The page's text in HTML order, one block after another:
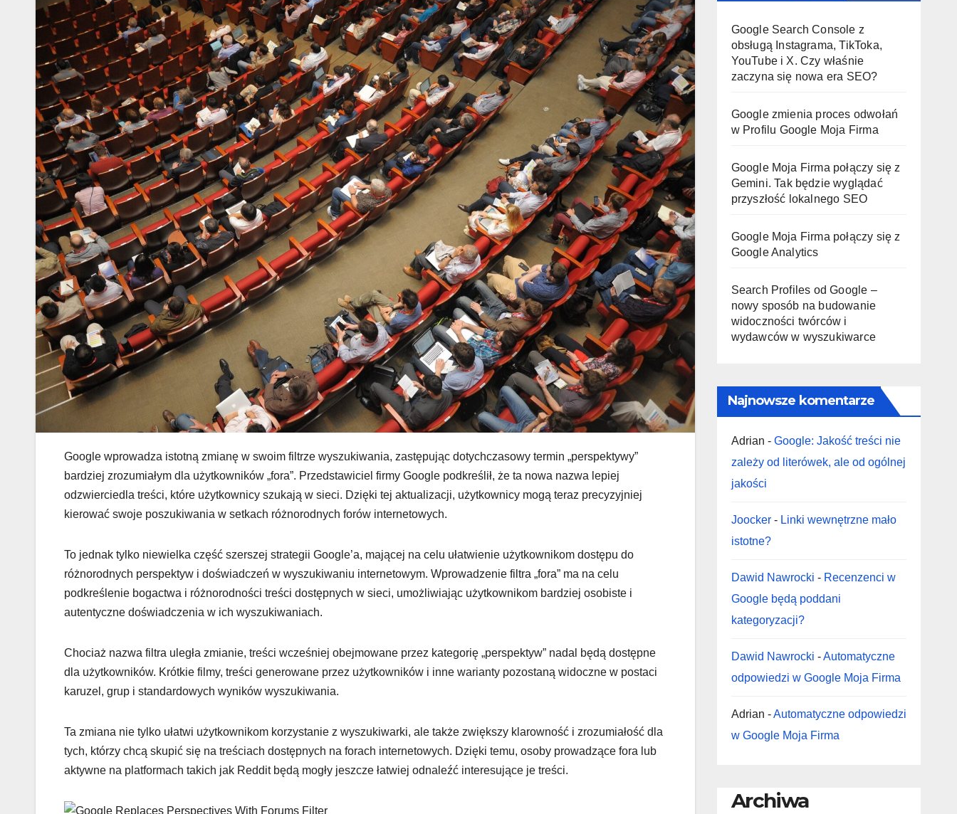
Google wprowadza istotną zmianę w swoim filtrze wyszukiwania, zastępując dotychczasowy termin „perspektywy”
bardziej zrozumiałym dla użytkowników „fora”. Przedstawiciel firmy Google podkreślił, że ta nowa nazwa lepiej
odzwierciedla treści, które użytkownicy szukają w sieci. Dzięki tej aktualizacji, użytkownicy mogą teraz precyzyjniej
kierować swoje poszukiwania w setkach różnorodnych forów internetowych.
To jednak tylko niewielka część szerszej strategii Google’a, mającej na celu ułatwienie użytkownikom dostępu do
różnorodnych perspektyw i doświadczeń w wyszukiwaniu internetowym. Wprowadzenie filtra „fora” ma na celu
podkreślenie bogactwa i różnorodności treści dostępnych w sieci, umożliwiając użytkownikom bardziej osobiste i
autentyczne doświadczenia w ich wyszukiwaniach.
Chociaż nazwa filtra uległa zmianie, treści wcześniej obejmowane przez kategorię „perspektyw” nadal będą dostępne
dla użytkowników. Krótkie filmy, treści generowane przez użytkowników i inne warianty pozostaną widoczne w postaci
karuzel, grup i standardowych wyników wyszukiwania.
Ta zmiana nie tylko ułatwi użytkownikom korzystanie z wyszukiwarki, ale także zwiększy klarowność i zrozumiałość dla
tych, którzy chcą skupić się na treściach dostępnych na forach internetowych. Dzięki temu, osoby prowadzące fora lub
aktywne na platformach takich jak Reddit będą mogły jeszcze łatwiej odnaleźć interesujące je treści.
Google Search Console z
obsługą Instagrama, TikToka,
YouTube i X. Czy właśnie
zaczyna się nowa era SEO?
Google zmienia proces odwołań
w Profilu Google Moja Firma
Google Moja Firma połączy się z
Gemini. Tak będzie wyglądać
przyszłość lokalnego SEO
Google Moja Firma połączy się z
Google Analytics
Search Profiles od Google –
nowy sposób na budowanie
widoczności twórców i
wydawców w wyszukiwarce
Najnowsze komentarze
Adrian - Google: Jakość treści nie
zależy od literówek, ale od ogólnej
jakości
Joocker- Linki wewnętrzne mało
istotne?
Dawid Nawrocki - Recenzenci w
Google będą poddani
kategoryzacji?
Dawid Nawrocki -Automatyczne
odpowiedzi w Google Moja Firma
Adrian -Automatyczne odpowiedzi
w Google Moja Firma
Archiwa